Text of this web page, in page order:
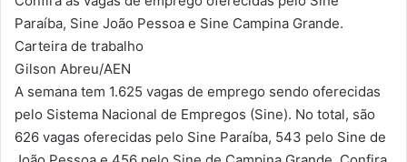
Paraíba, Sine João Pessoa e Sine Campina Grande.
Carteira de trabalho
Gilson Abreu/AEN
A semana tem 1.625 vagas de emprego sendo oferecidas
pelo Sistema Nacional de Empregos (Sine). No total, são
626 vagas oferecidas pelo Sine Paraíba, 543 pelo Sine de